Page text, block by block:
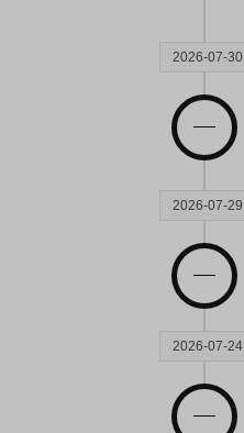
2026-07-30
2026-07-29
2026-07-24